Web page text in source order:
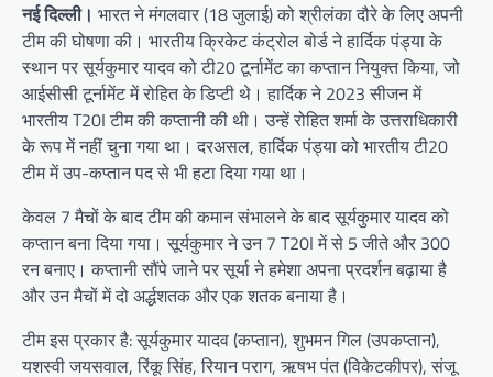
नई दिल्ली। भारत ने मंगलवार (18 जुलाई) को श्रीलंका दौरे के लिए अपनी
टीम की घोषणा की। भारतीय क्रिकेट कंट्रोल बोर्ड ने हार्दिक पंड्या के
स्थान पर सूर्यकुमार यादव को टी20 टूर्नामेंट का कप्तान नियुक्त किया, जो
आईसीसी टूर्नामेंट में रोहित के डिप्टी थे। हार्दिक ने 2023 सीजन में
भारतीय T20I टीम की कप्तानी की थी। उन्हें रोहित शर्मा के उत्तराधिकारी
के रूप में नहीं चुना गया था। दरअसल, हार्दिक पंड्या को भारतीय टी20
टीम में उप-कप्तान पद से भी हटा दिया गया था।
केवल 7 मैचों के बाद टीम की कमान संभालने के बाद सूर्यकुमार यादव को
कप्तान बना दिया गया। सूर्यकुमार ने उन 7 T20I में से 5 जीते और 300
रन बनाए। कप्तानी सौंपे जाने पर सूर्या ने हमेशा अपना प्रदर्शन बढ़ाया है
और उन मैचों में दो अर्द्धशतक और एक शतक बनाया है।
टीम इस प्रकार है: सूर्यकुमार यादव (कप्तान), शुभमन गिल (उपकप्तान),
यशस्वी जयसवाल, रिंकू सिंह, रियान पराग, ऋषभ पंत (विकेटकीपर), संजू